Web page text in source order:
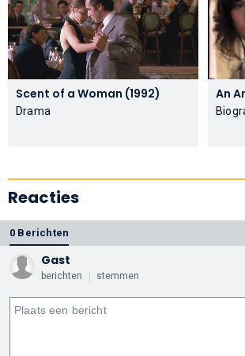
Scent of a Woman (1992)
Drama
Reacties
0 Berichten
Gast
berichten stemmen